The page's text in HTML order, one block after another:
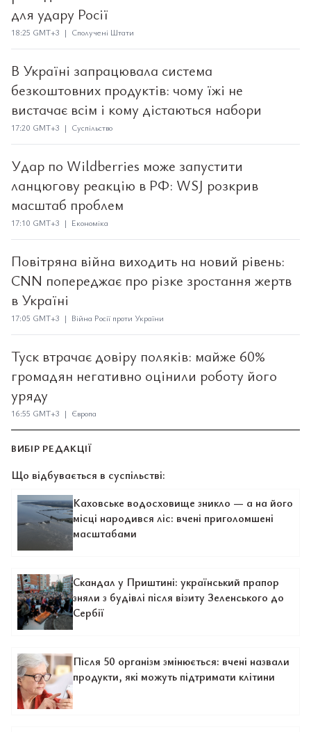
для удару Росії
18:25 GMT+3 | Сполучені Штати
В Україні запрацювала система
безкоштовних продуктів: чому їжі не
вистачає всім і кому дістаються набори
17:20 GMT+3 | Суспільство
Удар по Wildberries може запустити
ланцюгову реакцію в РФ: WSJ розкрив
масштаб проблем
17:10 GMT+3 | Економіка
Повітряна війна виходить на новий рівень:
CNN попереджає про різке зростання жертв
в Україні
17:05 GMT+3 | Війна Росії проти України
Туск втрачає довіру поляків: майже 60%
громадян негативно оцінили роботу його
уряду
16:55 GMT+3 | Європа
ВИБІР РЕДАКЦІЇ
Що відбувається в суспільстві:
Каховське водосховище зникло — а на його
місці народився ліс: вчені приголомшені
масштабами
Скандал у Приштині: український прапор
зняли з будівлі після візиту Зеленського до
Сербії
Після 50 організм змінюється: вчені назвали
продукти, які можуть підтримати клітини